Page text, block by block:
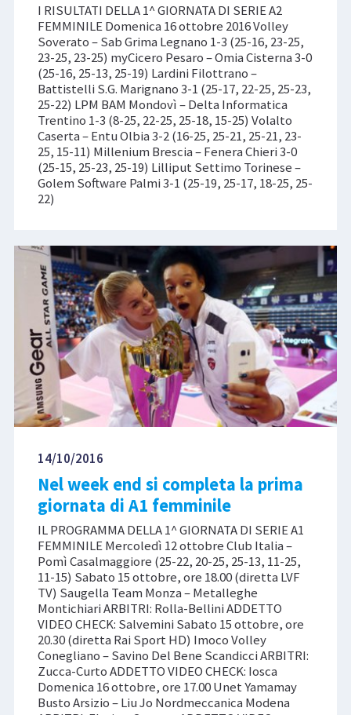
I RISULTATI DELLA 1^ GIORNATA DI SERIE A2
FEMMINILE Domenica 16 ottobre 2016 Volley
Soverato – Sab Grima Legnano 1-3 (25-16, 23-25,
23-25, 23-25) myCicero Pesaro – Omia Cisterna 3-0
(25-16, 25-13, 25-19) Lardini Filottrano –
Battistelli S.G. Marignano 3-1 (25-17, 22-25, 25-23,
25-22) LPM BAM Mondovì – Delta Informatica
Trentino 1-3 (8-25, 22-25, 25-18, 15-25) Volalto
Caserta – Entu Olbia 3-2 (16-25, 25-21, 25-21, 23-
25, 15-11) Millenium Brescia – Fenera Chieri 3-0
(25-15, 25-23, 25-19) Lilliput Settimo Torinese –
Golem Software Palmi 3-1 (25-19, 25-17, 18-25, 25-
22)
14/10/2016
Nel week end si completa la prima
giornata di A1 femminile
IL PROGRAMMA DELLA 1^ GIORNATA DI SERIE A1
FEMMINILE Mercoledì 12 ottobre Club Italia –
Pomì Casalmaggiore (25-22, 20-25, 25-13, 11-25,
11-15) Sabato 15 ottobre, ore 18.00 (diretta LVF
TV) Saugella Team Monza – Metalleghe
Montichiari ARBITRI: Rolla-Bellini ADDETTO
VIDEO CHECK: Salvemini Sabato 15 ottobre, ore
20.30 (diretta Rai Sport HD) Imoco Volley
Conegliano – Savino Del Bene Scandicci ARBITRI:
Zucca-Curto ADDETTO VIDEO CHECK: Iosca
Domenica 16 ottobre, ore 17.00 Unet Yamamay
Busto Arsizio – Liu Jo Nordmeccanica Modena